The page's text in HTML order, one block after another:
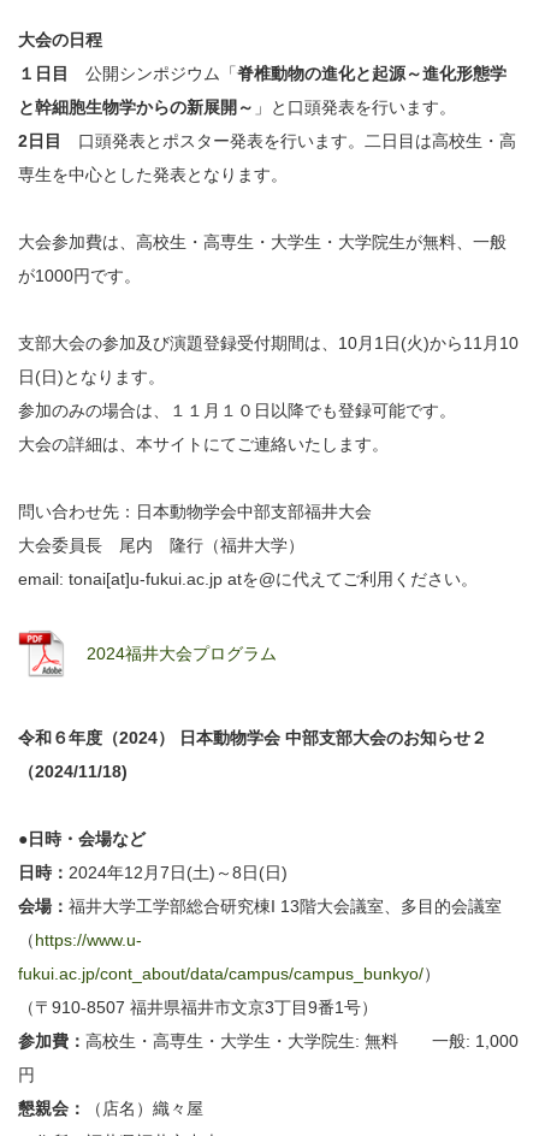
大会の日程
１日目
公開シンポジウム「脊椎動物の進化と起源～進化形態学
と幹細胞生物学からの新展開～ 」と口頭発表を行います。
2日目
口頭発表とポスター発表を行います。二日目は高校生・高
専生を中心とした発表となります。
大会参加費は、高校生・高専生・大学生・大学院生が無料、一般
が1000円です。
支部大会の参加及び演題登録受付期間は、10月1日(火)から11月10
日(日)となります。
参加のみの場合は、１１月１０日以降でも登録可能です。
大会の詳細は、本サイトにてご連絡いたします。
問い合わせ先：日本動物学会中部支部福井大会
大会委員長 尾内 隆行（福井大学）
email: tonai[at]u-fukui.ac.jp atを@に代えてご利用ください。
2024福井大会プログラム
令和６年度（2024） 日本動物学会 中部支部大会のお知らせ２
（2024/11/18)
●日時・会場など
日時： 2024年12月7日(土)～8日(日)
会場： 福井大学工学部総合研究棟I 13階大会議室、多目的会議室
（https://www.u-
fukui.ac.jp/cont_about/data/campus/campus_bunkyo/）
（〒910-8507 福井県福井市文京3丁目9番1号）
参加費： 高校生・高専生・大学生・大学院生: 無料 一般: 1,000
円
懇親会：
（店名）織々屋